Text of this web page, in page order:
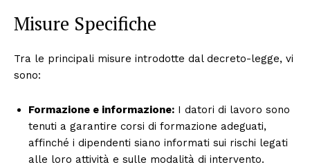
Misure Specifiche
Tra le principali misure introdotte dal decreto-legge, vi
sono:
Formazione e informazione: I datori di lavoro sono
tenuti a garantire corsi di formazione adeguati,
affinché i dipendenti siano informati sui rischi legati
alle loro attività e sulle modalità di intervento.